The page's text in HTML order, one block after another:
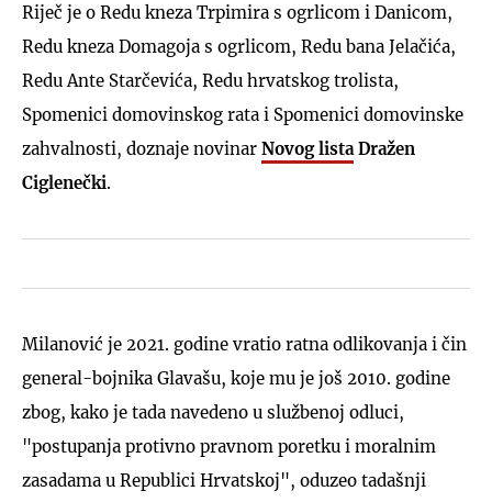
Riječ je o Redu kneza Trpimira s ogrlicom i Danicom,
Redu kneza Domagoja s ogrlicom, Redu bana Jelačića,
Redu Ante Starčevića, Redu hrvatskog trolista,
Spomenici domovinskog rata i Spomenici domovinske
zahvalnosti, doznaje novinar Novog lista Dražen
Ciglenečki.
Milanović je 2021. godine vratio ratna odlikovanja i čin
general-bojnika Glavašu, koje mu je još 2010. godine
zbog, kako je tada navedeno u službenoj odluci,
"postupanja protivno pravnom poretku i moralnim
zasadama u Republici Hrvatskoj", oduzeo tadašnji